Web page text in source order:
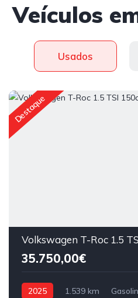
Veículos
Usados
Destaque
Volkswagen T-Roc 1.5
35.750,00€
2025 1.539 km